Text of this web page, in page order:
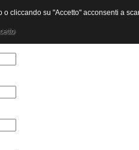
cliccando su "Accetto" acconsenti a